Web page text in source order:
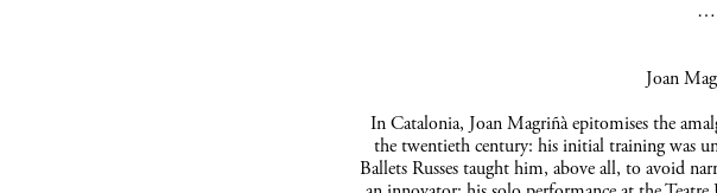
Joan
In Catalonia, Joan Magriñà epitomises the
the twentieth century: his initial training was
Ballets Russes taught him, above all, to avoid